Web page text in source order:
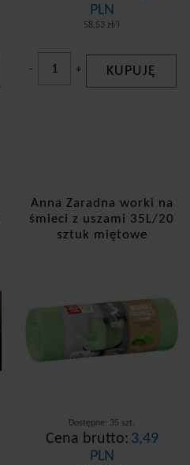
PLN
58,53 zł/l
- + KUPUJĘ
Anna Zaradna worki na
śmieci z uszami 35L/20
sztuk miętowe
Dostępne: 35 szt.
Cena brutto: 3,49
PLN